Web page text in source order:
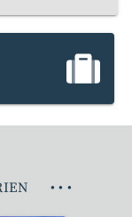
• • •